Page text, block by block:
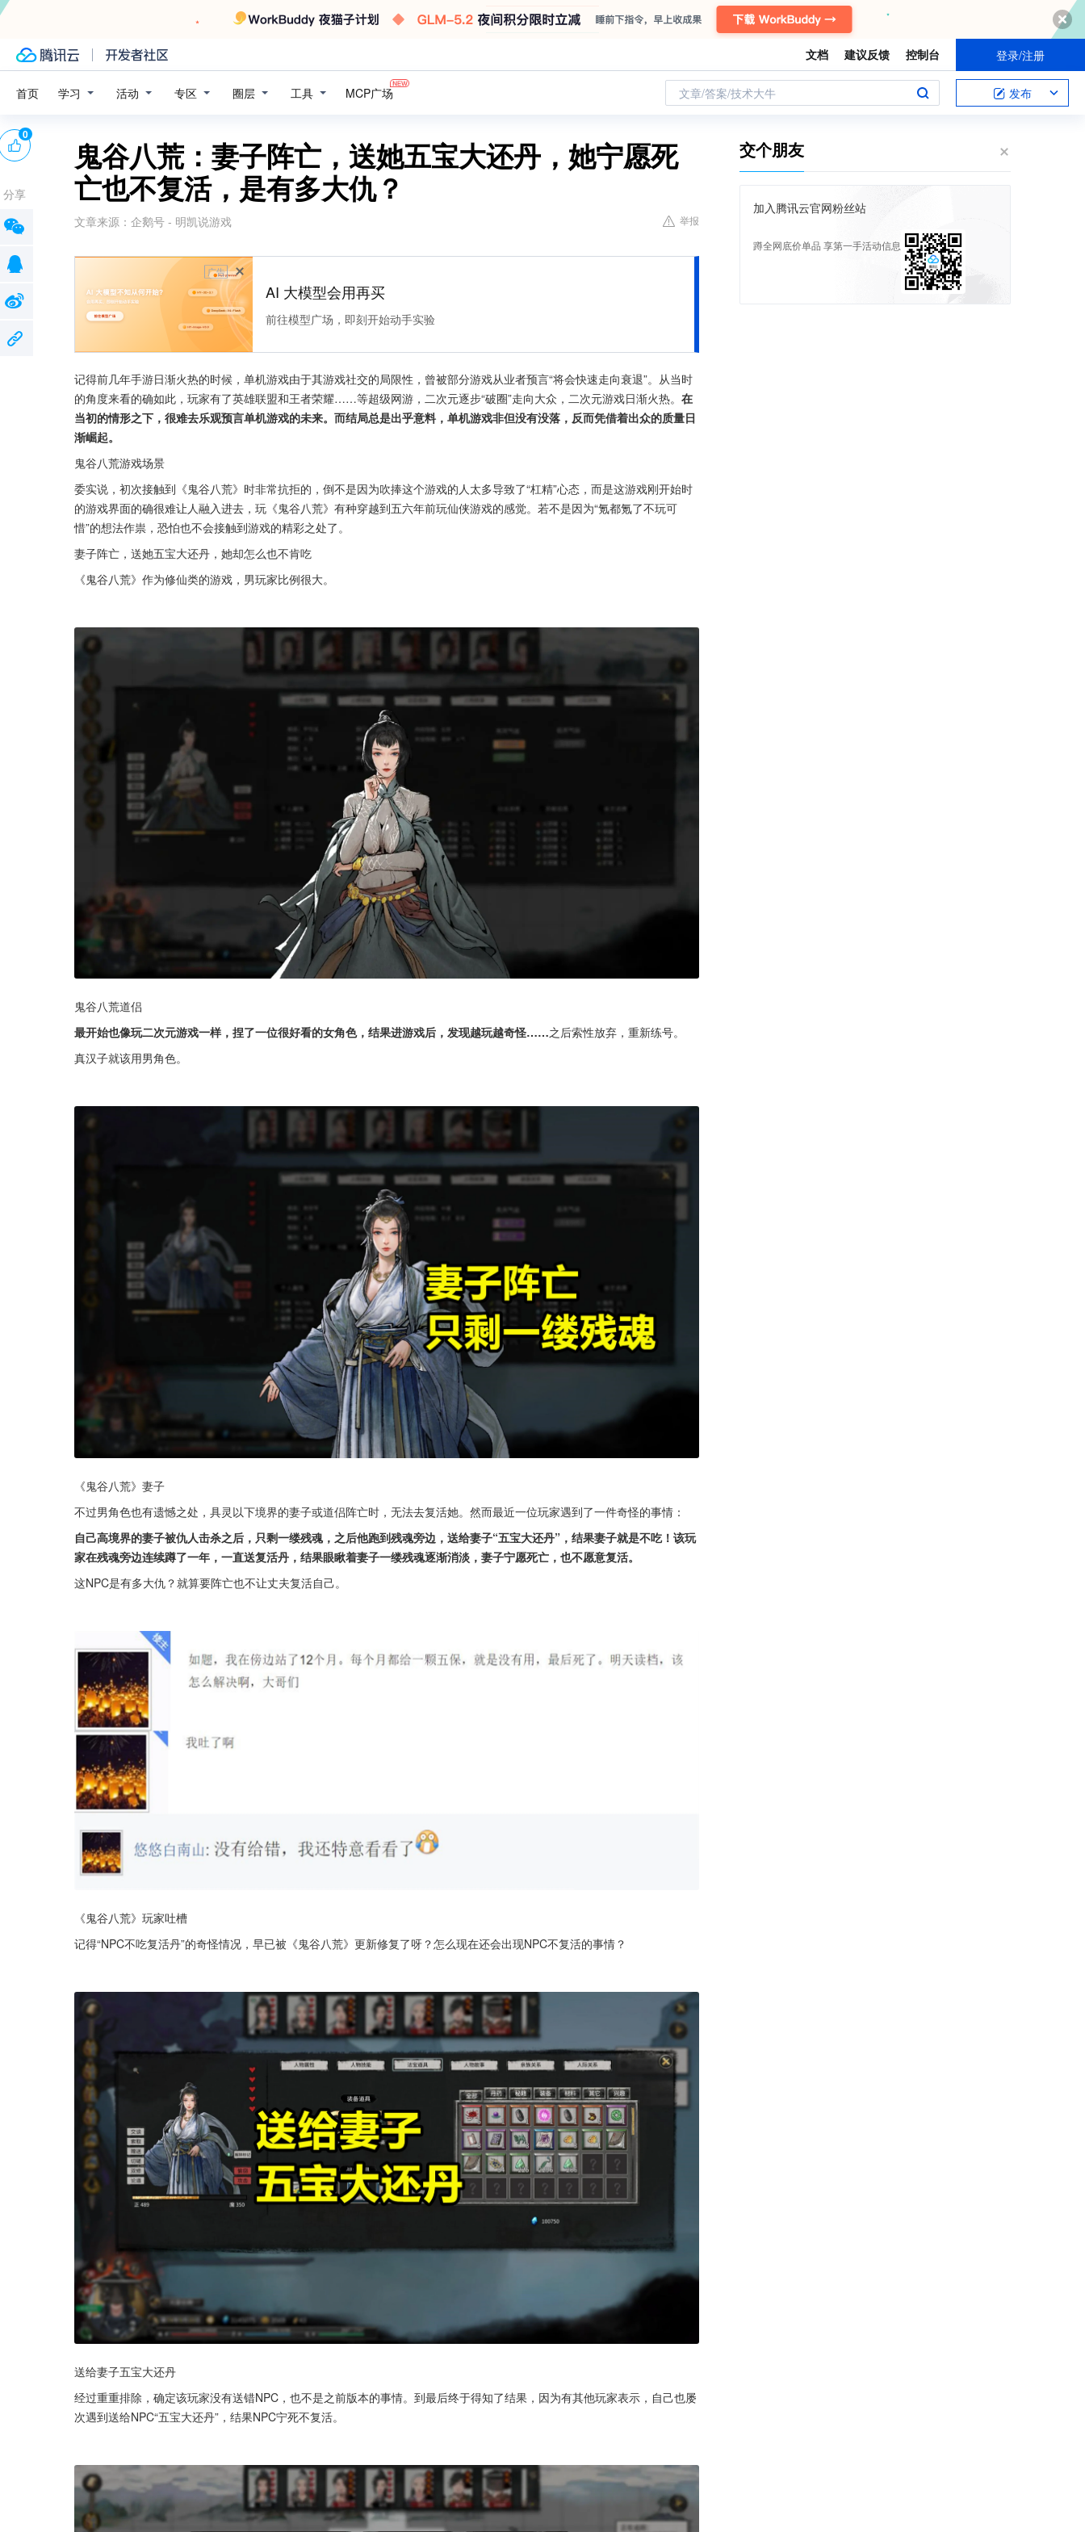
文档 建议反馈 控制台 登录/注册
首页 学习 活动 专区 圈层 工具 MCP广场 文章/答案/技术大牛 发布
鬼谷八荒：妻子阵亡，送她五宝大还丹，她宁愿死
亡也不复活，是有多大仇？
文章来源： 企鹅号 - 明凯说游戏 举报
广告
AI 大模型会用再买
前往模型广场，即刻开始动手实验
记得前几年手游日渐火热的时候，单机游戏由于其游戏社交的局限性，曾被部分游戏从业者预言“将会快速走向衰退”。从当时
的角度来看的确如此，玩家有了英雄联盟和王者荣耀……等超级网游，二次元逐步“破圈”走向大众，二次元游戏日渐火热。 在
当初的情形之下，很难去乐观预言单机游戏的未来。而结局总是出乎意料，单机游戏非但没有没落，反而凭借着出众的质量日
渐崛起。
鬼谷八荒游戏场景
委实说，初次接触到《鬼谷八荒》时非常抗拒的，倒不是因为吹捧这个游戏的人太多导致了“杠精”心态，而是这游戏刚开始时
的游戏界面的确很难让人融入进去，玩《鬼谷八荒》有种穿越到五六年前玩仙侠游戏的感觉。若不是因为“氪都氪了不玩可
惜”的想法作祟，恐怕也不会接触到游戏的精彩之处了。
妻子阵亡，送她五宝大还丹，她却怎么也不肯吃
《鬼谷八荒》作为修仙类的游戏，男玩家比例很大。
鬼谷八荒道侣
最开始也像玩二次元游戏一样，捏了一位很好看的女角色，结果进游戏后，发现越玩越奇怪……之后索性放弃，重新练号。
真汉子就该用男角色。
《鬼谷八荒》妻子
不过男角色也有遗憾之处，具灵以下境界的妻子或道侣阵亡时，无法去复活她。然而最近一位玩家遇到了一件奇怪的事情：
自己高境界的妻子被仇人击杀之后，只剩一缕残魂，之后他跑到残魂旁边，送给妻子“五宝大还丹”，结果妻子就是不吃！该玩
家在残魂旁边连续蹲了一年，一直送复活丹，结果眼瞅着妻子一缕残魂逐渐消淡，妻子宁愿死亡，也不愿意复活。
这NPC是有多大仇？就算要阵亡也不让丈夫复活自己。
《鬼谷八荒》玩家吐槽
记得“NPC不吃复活丹”的奇怪情况，早已被《鬼谷八荒》更新修复了呀？怎么现在还会出现NPC不复活的事情？
送给妻子五宝大还丹
经过重重排除，确定该玩家没有送错NPC，也不是之前版本的事情。到最后终于得知了结果，因为有其他玩家表示，自己也屡
次遇到送给NPC“五宝大还丹”，结果NPC宁死不复活。
0
分享
交个朋友
加入腾讯云官网粉丝站
蹲全网底价单品 享第一手活动信息